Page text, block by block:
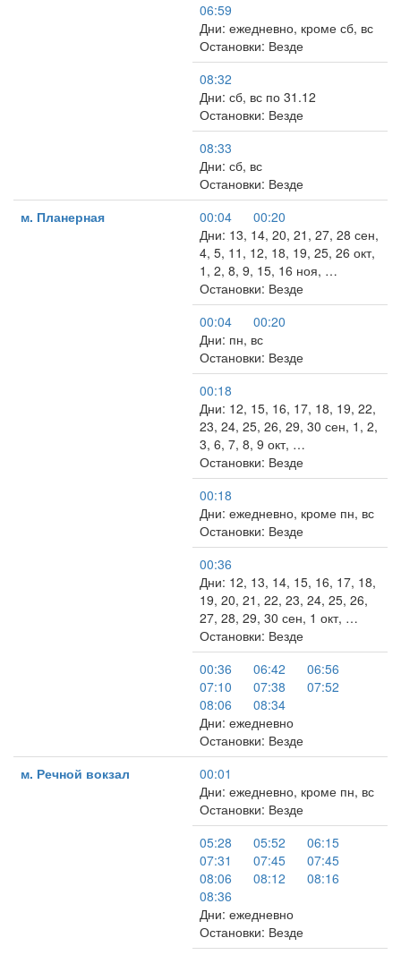
06:59
Дни: ежедневно, кроме сб, вс
Остановки: Везде
08:32
Дни: сб, вс по 31.12
Остановки: Везде
08:33
Дни: сб, вс
Остановки: Везде
м. Планерная
00:04
00:20
Дни: 13, 14, 20, 21, 27, 28 сен,
4, 5, 11, 12, 18, 19, 25, 26 окт,
1, 2, 8, 9, 15, 16 ноя, …
Остановки: Везде
00:04
00:20
Дни: пн, вс
Остановки: Везде
00:18
Дни: 12, 15, 16, 17, 18, 19, 22,
23, 24, 25, 26, 29, 30 сен, 1, 2,
3, 6, 7, 8, 9 окт, …
Остановки: Везде
00:18
Дни: ежедневно, кроме пн, вс
Остановки: Везде
00:36
Дни: 12, 13, 14, 15, 16, 17, 18,
19, 20, 21, 22, 23, 24, 25, 26,
27, 28, 29, 30 сен, 1 окт, …
Остановки: Везде
00:36
06:42
06:56
07:10
07:38
07:52
08:06
08:34
Дни: ежедневно
Остановки: Везде
м. Речной вокзал
00:01
Дни: ежедневно, кроме пн, вс
Остановки: Везде
05:28
05:52
06:15
07:31
07:45
07:45
08:06
08:12
08:16
08:36
Дни: ежедневно
Остановки: Везде